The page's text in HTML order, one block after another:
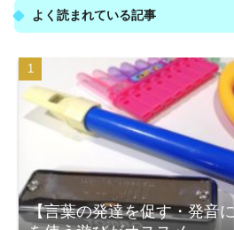
よく読まれている記事
【言葉の発達を促す・発音